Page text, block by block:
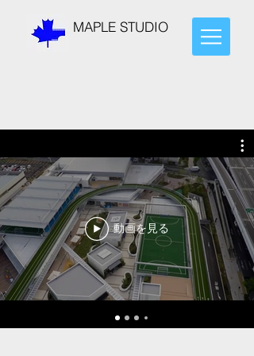
MAPLE STUDIO
動画を見る